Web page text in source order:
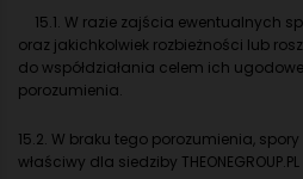
15.1. W razie zajścia ewentualnych
oraz jakichkolwiek rozbieżności lub
do współdziałania celem ich
porozumienia.
15.2. W braku tego porozumienia,
właściwy dla siedziby